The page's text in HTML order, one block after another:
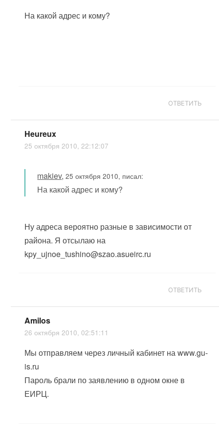
На какой адрес и кому?
ОТВЕТИТЬ
Heureux
25 октября 2010, 22:12:07
makiev,25 октября 2010, писал:
На какой адрес и кому?
Ну адреса вероятно разные в зависимости от
района. Я отсылаю на
kpy_ujnoe_tushino@szao.asueirc.ru
ОТВЕТИТЬ
Amilos
26 октября 2010, 02:51:11
Мы отправляем через личный кабинет на www.gu-
is.ru
Пароль брали по заявлению в одном окне в
ЕИРЦ.